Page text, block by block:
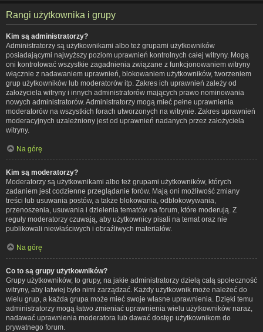
Rangi użytkownika i grupy
Kim są administratorzy?
Administratorzy są użytkownikami albo też grupami użytkowników
posiadającymi najwyższy poziom uprawnień kontrolnych całej witryny. Mogą
oni kontrolować wszystkie zagadnienia związane z funkcjonowaniem witryny
włącznie z nadawaniem uprawnień, blokowaniem użytkowników, tworzeniem
grup użytkowników lub moderatorów itp. Zakres ich uprawnień zależy od
założyciela witryny i innych administratorów mających prawo nominowania
nowych administratorów. Administratorzy mogą mieć pełne uprawnienia
moderatorów na wszystkich forach utworzonych na witrynie. Zakres uprawnień
moderacyjnych uzależniony jest od uprawnień nadanych przez założyciela
witryny.
Na górę
Kim są moderatorzy?
Moderatorzy są użytkownikami albo też grupami użytkowników, których
zadaniem jest codzienne przeglądanie forów. Mają oni możliwość zmiany
treści lub usuwania postów, a także blokowania, odblokowywania,
przenoszenia, usuwania i dzielenia tematów na forum, które moderują. Z
reguły moderatorzy czuwają, aby użytkownicy pisali na temat oraz nie
publikowali niewłaściwych i obraźliwych materiałów.
Na górę
Co to są grupy użytkowników?
Grupy użytkowników, to grupy, na jakie administratorzy dzielą całą społeczność
witryny, aby łatwiej było nimi zarządzać. Każdy użytkownik może należeć do
wielu grup, a każda grupa może mieć swoje własne uprawnienia. Dzięki temu
administratorzy mogą łatwo zmieniać uprawnienia wielu użytkowników naraz,
nadawać uprawnienia moderatora lub dawać dostęp użytkownikom do
prywatnego forum.